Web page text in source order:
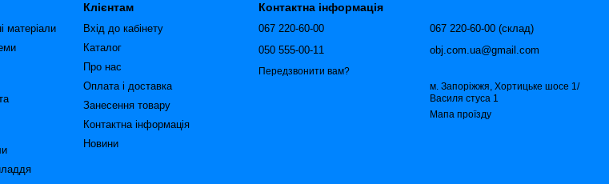
матеріали
Клієнтам
Вхід до кабінету
Каталог
Про нас
Оплата і доставка
Занесення товару
Контактна інформація
Новини
Контактна інформація
067 220-60-00
050 555-00-11
Передзвонити вам?
067 220-60-00 (склад)
obj.com.ua@gmail.com
м. Запоріжжя, Хортицьке шосе 1/
Василя стуса 1
Мапа проїзду